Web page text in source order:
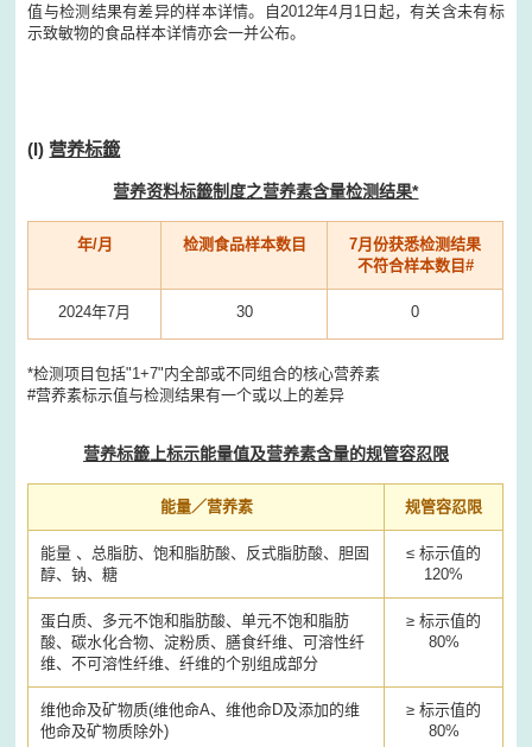
值与检测结果有差异的样本详情。自2012年4月1日起，有关含未有标
示致敏物的食品样本详情亦会一并公布。
(I) 营养标籤
营养资料标籤制度之营养素含量检测结果*
年/月 检测食品样本数目
7月份获悉检测结果
不符合样本数目#
2024年7月 30 0
*检测项目包括"1+7"内全部或不同组合的核心营养素
#营养素标示值与检测结果有一个或以上的差异
营养标籤上标示能量值及营养素含量的规管容忍限
能量／营养素 规管容忍限
能量 、总脂肪、饱和脂肪酸、反式脂肪酸、胆固
醇、钠、糖
≤ 标示值的
120%
蛋白质、多元不饱和脂肪酸、单元不饱和脂肪
酸、碳水化合物、淀粉质、膳食纤维、可溶性纤
维、不可溶性纤维、纤维的个别组成部分
≥ 标示值的
80%
维他命及矿物质(维他命A、维他命D及添加的维
他命及矿物质除外)
≥ 标示值的
80%